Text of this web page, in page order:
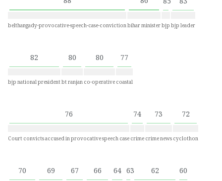
88
belthangady-provocative-speech-case-conviction
86
bihar minister
85
bjp
83
bjp leader
82
bjp national president
80
bt ranjan
80
co-operative
77
coastal
76
Court convicts accused in provocative speech case
74
crime
73
crime news
72
cyclothon
70 69 67 66 64 63 62 60